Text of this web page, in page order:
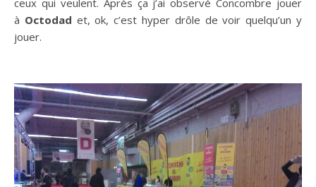
ceux qui veulent. Après ça j’ai observé Concombre jouer
à Octodad et, ok, c’est hyper drôle de voir quelqu’un y
jouer.